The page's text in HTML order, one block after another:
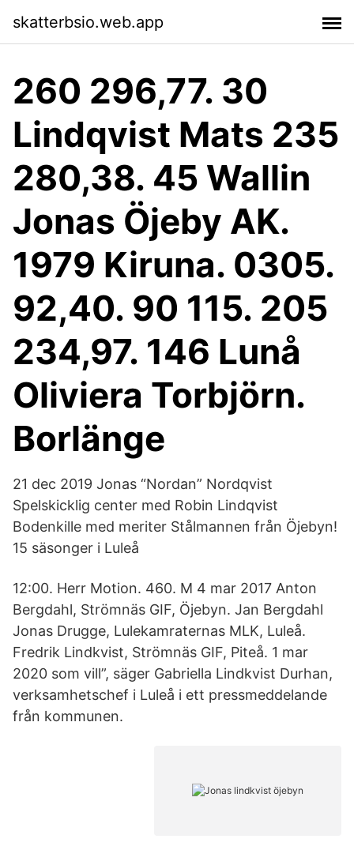
skatterbsio.web.app
260 296,77. 30
Lindqvist Mats 235
280,38. 45 Wallin
Jonas Öjeby AK.
1979 Kiruna. 0305.
92,40. 90 115. 205
234,97. 146 Lunå
Oliviera Torbjörn.
Borlänge
21 dec 2019 Jonas “Nordan” Nordqvist
Spelskicklig center med Robin Lindqvist
Bodenkille med meriter Stålmannen från Öjebyn!
15 säsonger i Luleå
12:00. Herr Motion. 460. M 4 mar 2017 Anton
Bergdahl, Strömnäs GIF, Öjebyn. Jan Bergdahl
Jonas Drugge, Lulekamraternas MLK, Luleå.
Fredrik Lindkvist, Strömnäs GIF, Piteå. 1 mar
2020 som vill”, säger Gabriella Lindkvist Durhan,
verksamhetschef i Luleå i ett pressmeddelande
från kommunen.